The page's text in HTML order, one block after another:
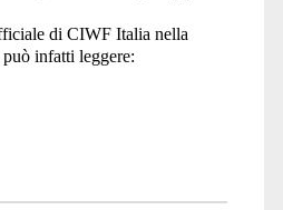
di CIWF Italia nella
può infatti leggere: